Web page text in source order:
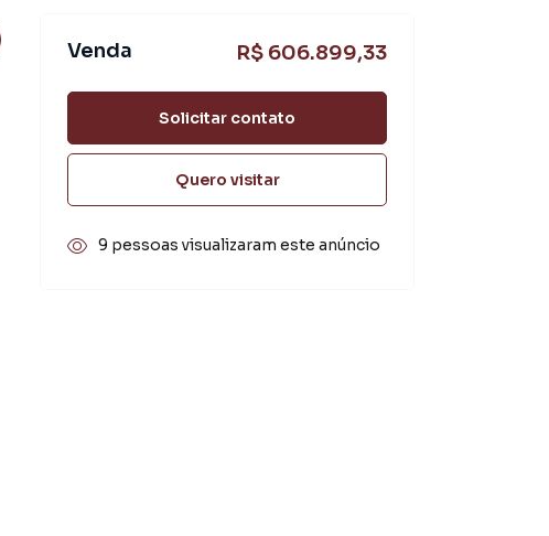
Venda R$ 606.899,33
Solicitar contato
Quero visitar
9 pessoas visualizaram este anúncio